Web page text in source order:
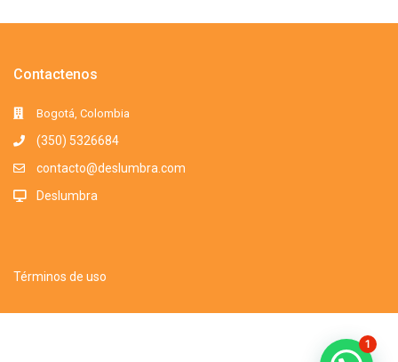
Contactenos
Bogotá, Colombia
(350) 5326684
contacto@deslumbra.com
Deslumbra
Términos de uso
Todos los derechos reservados. Somos una marca registrada. 2016- 1